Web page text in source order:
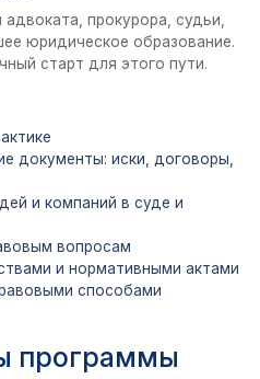
(только 11 классов)
Есть. Диплом
прокурора, судьи,
юридическое образование.
старт для этого пути.
документы: иски, договоры,
и компаний в суде и
вопросам
и нормативными актами
способами
программы